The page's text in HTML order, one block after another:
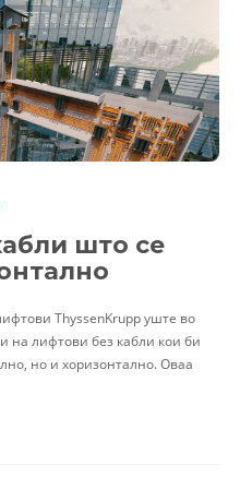
што се
ThyssenKrupp уште во
на лифтови без кабли кои би
но и хоризонтално. Оваа